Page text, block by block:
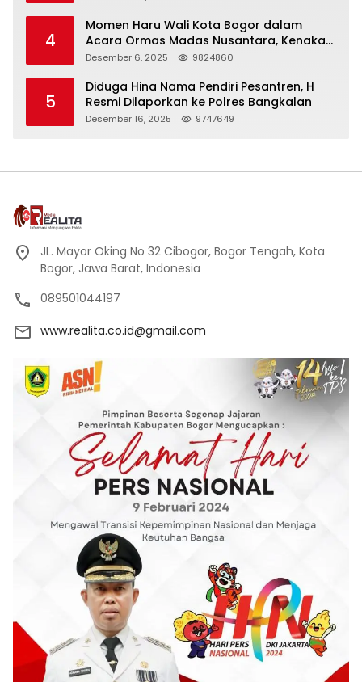
4
Momen Haru Wali Kota Bogor dalam
Acara Ormas Madas Nusantara, Kenakan
Peci Hitam Tinggi sebagai Simbol
Desember 6, 2025 9824860
5
Diduga Hina Nama Pendiri Pesantren, H
Resmi Dilaporkan ke Polres Bangkalan
Desember 16, 2025 9747649
JL. Mayor Oking No 32 Cibogor, Bogor Tengah, Kota
Bogor, Jawa Barat, Indonesia
089501044197
www.realita.co.id@gmail.com